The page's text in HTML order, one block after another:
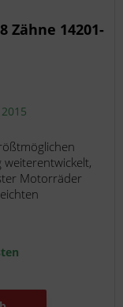
Zähne 14201-
Motorräder